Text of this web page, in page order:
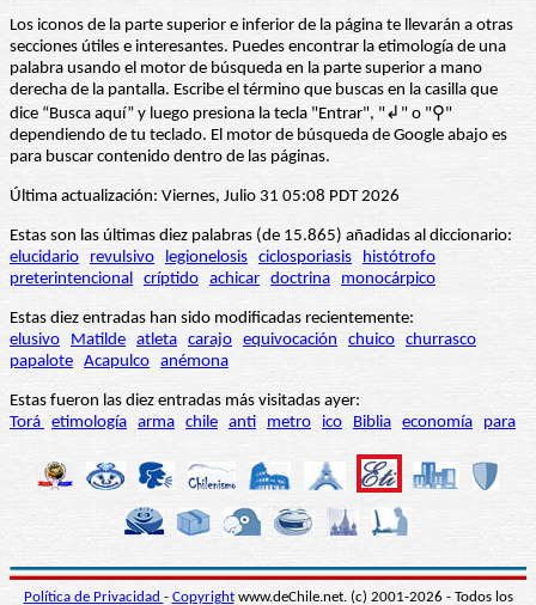
Los iconos de la parte superior e inferior de la página te llevarán a otras
secciones útiles e interesantes. Puedes encontrar la etimología de una
palabra usando el motor de búsqueda en la parte superior a mano
derecha de la pantalla. Escribe el término que buscas en la casilla que
dice “Busca aquí” y luego presiona la tecla "Entrar", "↲" o "⚲"
dependiendo de tu teclado. El motor de búsqueda de Google abajo es
para buscar contenido dentro de las páginas.
Última actualización: Viernes, Julio 31 05:08 PDT 2026
Estas son las últimas diez palabras (de 15.865) añadidas al diccionario:
elucidario
revulsivo legionelosis ciclosporiasis
histótrofo
preterintencional críptido achicar doctrina monocárpico
Estas diez entradas han sido modificadas recientemente:
elusivo
Matilde atleta carajo equivocación chuico churrasco
papalote Acapulco anémona
Estas fueron las diez entradas más visitadas ayer:
Torá etimología arma chile anti metro ico Biblia economía para
Política de Privacidad - Copyrightwww.deChile.net. (c) 2001-2026 - Todos los